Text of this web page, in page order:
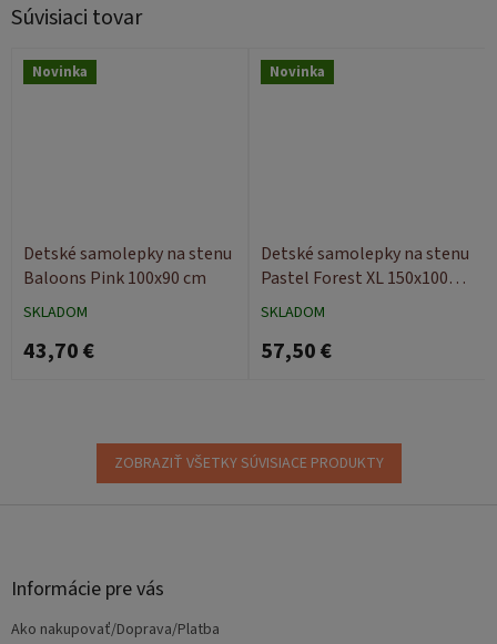
Súvisiaci tovar
Novinka
Detské samolepky na stenu
Baloons Pink 100x90 cm
SKLADOM
43,70 €
Novinka
Detské samolepky na stenu
Pastel Forest XL 150x100
cm
SKLADOM
57,50 €
ZOBRAZIŤ VŠETKY SÚVISIACE PRODUKTY
Informácie pre vás
Ako nakupovať/Doprava/Platba